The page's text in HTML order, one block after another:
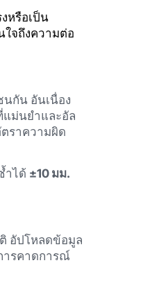
หรือเป็น
ใจถึงความต่อ
กัน อันเนื่อง
ม่นยำและอัล
ราความผิด
ำได้ ±10 มม.
อัปโหลดข้อมูล
ารคาดการณ์